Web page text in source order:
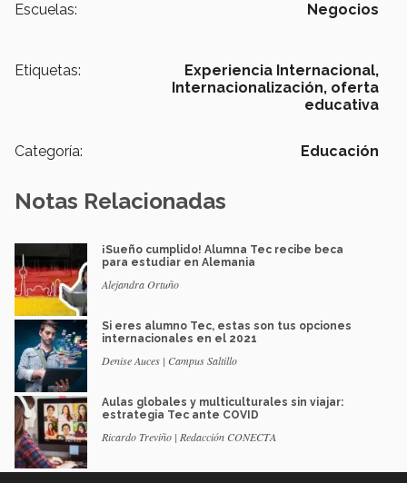
Escuelas: Negocios
Etiquetas:
Experiencia Internacional,
Internacionalización, oferta
educativa
Categoría: Educación
Notas Relacionadas
¡Sueño cumplido! Alumna Tec recibe beca
para estudiar en Alemania
Alejandra Ortuño
Si eres alumno Tec, estas son tus opciones
internacionales en el 2021
Denise Auces | Campus Saltillo
Aulas globales y multiculturales sin viajar:
estrategia Tec ante COVID
Ricardo Treviño | Redacción CONECTA